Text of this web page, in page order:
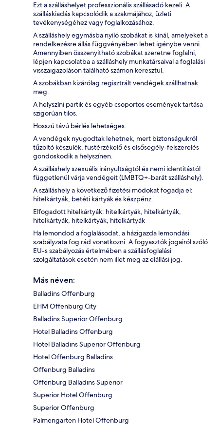
Ezt a szálláshelyet professzionális szállásadó kezeli. A
szálláskiadás kapcsolódik a szakmájához, üzleti
tevékenységéhez vagy foglalkozásához.
A szálláshely egymásba nyíló szobákat is kínál, amelyeket a
rendelkezésre állás függvényében lehet igénybe venni.
Amennyiben összenyitható szobákat szeretne foglalni,
lépjen kapcsolatba a szálláshely munkatársaival a foglalási
visszaigazoláson található számon keresztül.
A szobákban kizárólag regisztrált vendégek szállhatnak
meg.
A helyszíni partik és egyéb csoportos események tartása
szigorúan tilos.
Hosszú távú bérlés lehetséges.
A vendégek nyugodtak lehetnek, mert biztonságukról
tűzoltó készülék, füstérzékelő és elsősegély-felszerelés
gondoskodik a helyszínen.
A szálláshely szexuális irányultságtól és nemi identitástól
függetlenül várja vendégeit (LMBTQ+-barát szálláshely).
A szálláshely a következő fizetési módokat fogadja el:
hitelkártyák, betéti kártyák és készpénz.
Elfogadott hitelkártyák: hitelkártyák, hitelkártyák,
hitelkártyák, hitelkártyák, hitelkártyák
Ha lemondod a foglalásodat, a házigazda lemondási
szabályzata fog rád vonatkozni. A fogyasztók jogairól szóló
EU-s szabályozás értelmében a szállásfoglalási
szolgáltatások esetén nem illet meg az elállási jog.
Más néven:
Balladins Offenburg
EHM Offenburg City
Balladins Superior Offenburg
Hotel Balladins Offenburg
Hotel Balladins Superior Offenburg
Hotel Offenburg Balladins
Offenburg Balladins
Offenburg Balladins Superior
Superior Hotel Offenburg
Superior Offenburg
Palmengarten Hotel Offenburg